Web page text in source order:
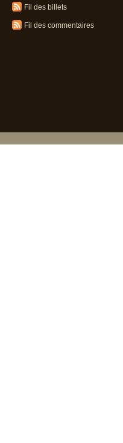
Fil des billets
Fil des commentaires